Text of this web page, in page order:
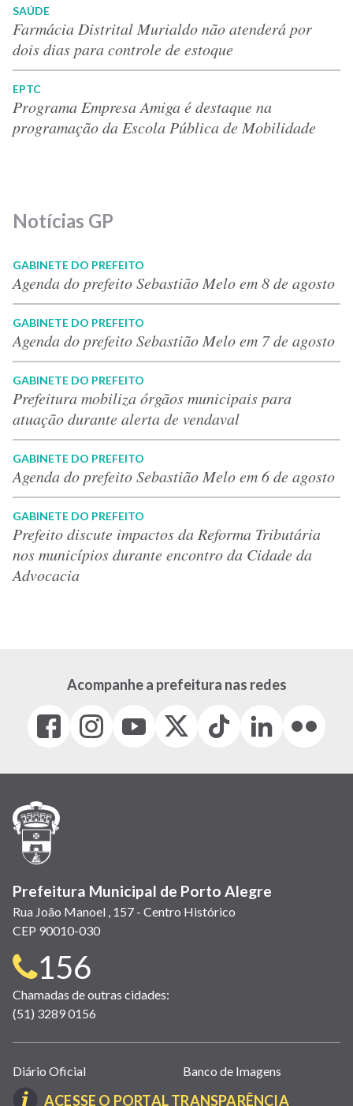
SAÚDE
Farmácia Distrital Murialdo não atenderá por
dois dias para controle de estoque
EPTC
Programa Empresa Amiga é destaque na
programação da Escola Pública de Mobilidade
Notícias GP
GABINETE DO PREFEITO
Agenda do prefeito Sebastião Melo em 8 de agosto
GABINETE DO PREFEITO
Agenda do prefeito Sebastião Melo em 7 de agosto
GABINETE DO PREFEITO
Prefeitura mobiliza órgãos municipais para
atuação durante alerta de vendaval
GABINETE DO PREFEITO
Agenda do prefeito Sebastião Melo em 6 de agosto
GABINETE DO PREFEITO
Prefeito discute impactos da Reforma Tributária
nos municípios durante encontro da Cidade da
Advocacia
Acompanhe a prefeitura nas redes
Facebook
(link
em
janela)
Instagram
(link
em
(link
em
(Antigo
(link
Tiktok
(link
em
LinkedIn
(link
em
(link
em
Prefeitura Municipal de Porto Alegre
Rua João Manoel , 157 - Centro Histórico
CEP 90010-030
Telefone
para
contato:
156
Chamadas de outras cidades:
(51) 3289 0156
Links
úteis
Diário Oficial Banco de Imagens
ACESSE O PORTAL TRANSPARÊNCIA(LINK